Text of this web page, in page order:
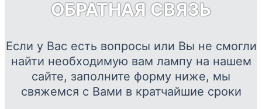
ОБРАТНАЯ СВЯЗЬ
Если у Вас есть вопросы или Вы не смогли
найти необходимую вам лампу на нашем
сайте, заполните форму ниже, мы
свяжемся с Вами в кратчайшие сроки